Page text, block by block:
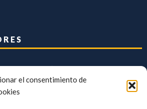
el consentimiento de